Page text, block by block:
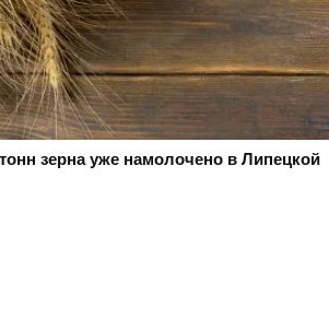
зерна уже намолочено в Липецкой